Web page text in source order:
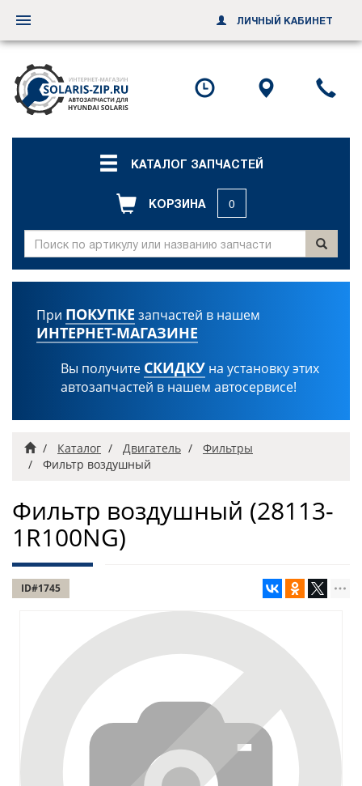
КАТАЛОГ ЗАПЧАСТЕЙ
КОРЗИНА 0
При ПОКУПКЕ запчастей в нашем
ИНТЕРНЕТ-МАГАЗИНЕ
Вы получите СКИДКУ на установку этих
автозапчастей в нашем автосервисе!
ГлавнаяКаталог Двигатель
Фильтры
Фильтр воздушный
Фильтр воздушный (28113-
1R100NG)
ID#1745
Переключить
навигацию
ЛИЧНЫЙ КАБИНЕТ
Посмотреть
график схему